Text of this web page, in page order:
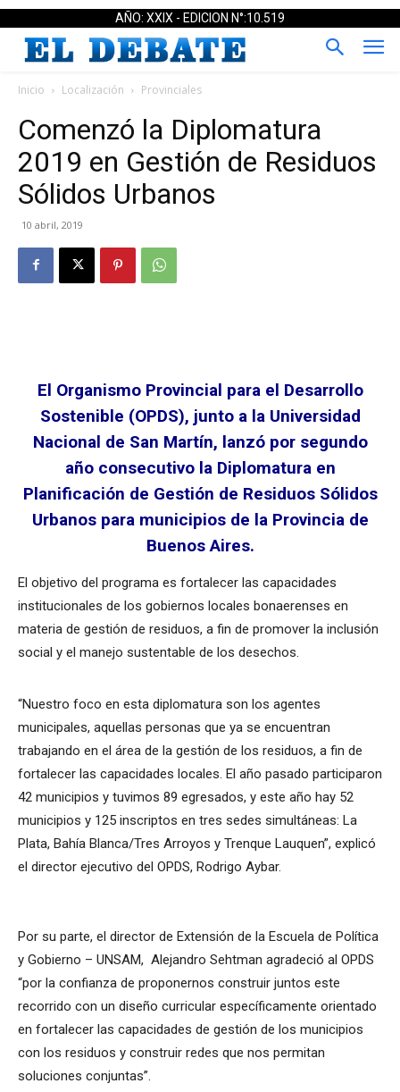
AÑO: XXIX - EDICION N°:10.519
Inicio Localización Provinciales
Comenzó la Diplomatura
2019 en Gestión de Residuos
Sólidos Urbanos
10 abril, 2019
El Organismo Provincial para el Desarrollo
Sostenible (OPDS), junto a la Universidad
Nacional de San Martín, lanzó por segundo
año consecutivo la Diplomatura en
Planificación de Gestión de Residuos Sólidos
Urbanos para municipios de la Provincia de
Buenos Aires.
El objetivo del programa es fortalecer las capacidades
institucionales de los gobiernos locales bonaerenses en
materia de gestión de residuos, a fin de promover la inclusión
social y el manejo sustentable de los desechos.
“Nuestro foco en esta diplomatura son los agentes
municipales, aquellas personas que ya se encuentran
trabajando en el área de la gestión de los residuos, a fin de
fortalecer las capacidades locales. El año pasado participaron
42 municipios y tuvimos 89 egresados, y este año hay 52
municipios y 125 inscriptos en tres sedes simultáneas: La
Plata, Bahía Blanca/Tres Arroyos y Trenque Lauquen”, explicó
el director ejecutivo del OPDS, Rodrigo Aybar.
Por su parte, el director de Extensión de la Escuela de Política
y Gobierno – UNSAM, Alejandro Sehtman agradeció al OPDS
“por la confianza de proponernos construir juntos este
recorrido con un diseño curricular específicamente orientado
en fortalecer las capacidades de gestión de los municipios
con los residuos y construir redes que nos permitan
soluciones conjuntas”.